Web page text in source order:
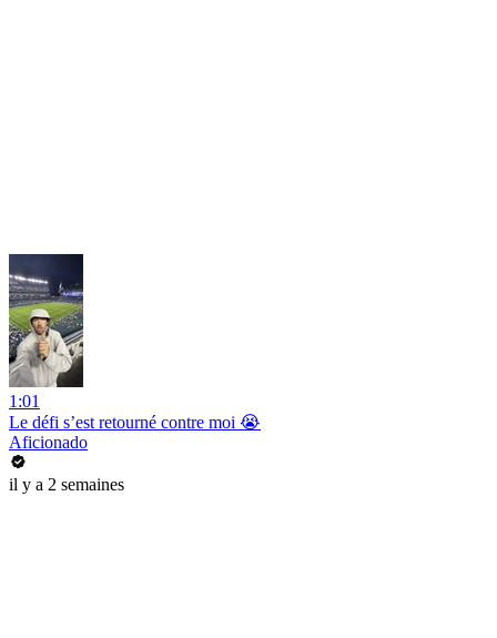
1:01
Le défi s’est retourné contre moi 😭
Aficionado
il y a 2 semaines